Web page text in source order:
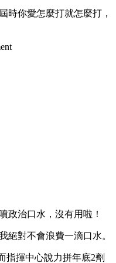
時你愛怎麼打就怎麼打，
政治口水，沒有用啦！
絕對不會浪費一滴口水。
指揮中心說力拼年底2劑